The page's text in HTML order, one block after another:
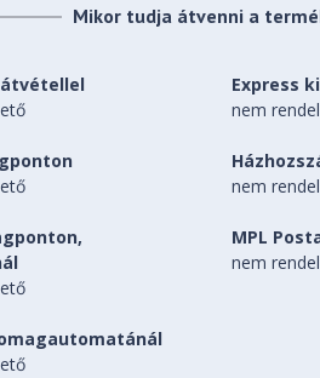
Mikor tudja átvenni a
átvétellel
Express
nem
nem
MPL
nem